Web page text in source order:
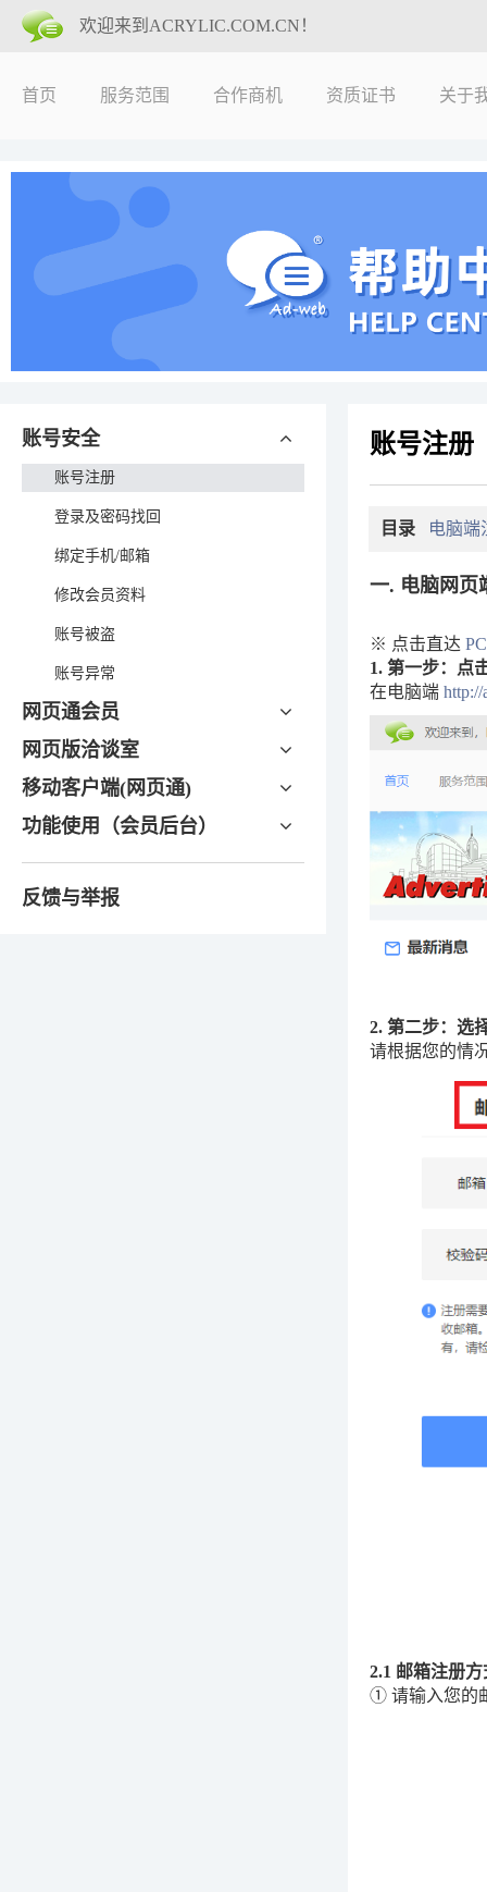
欢迎来到ACRYLIC.COM.CN！
首页 服务范围 合作商机 资质证书 关于
账号安全
账号注册
登录及密码找回
绑定手机/邮箱
修改会员资料
账号被盗
账号异常
网页通会员
网页版洽谈室
移动客户端(网页通)
功能使用（会员后台）
反馈与举报
账号注册
目录 电脑端
一. 电脑网页
※ 点击直达
1. 第一步：点
在电脑端
2. 第二步：选
请根据您的情
2.1 邮箱注册方
① 请输入您的